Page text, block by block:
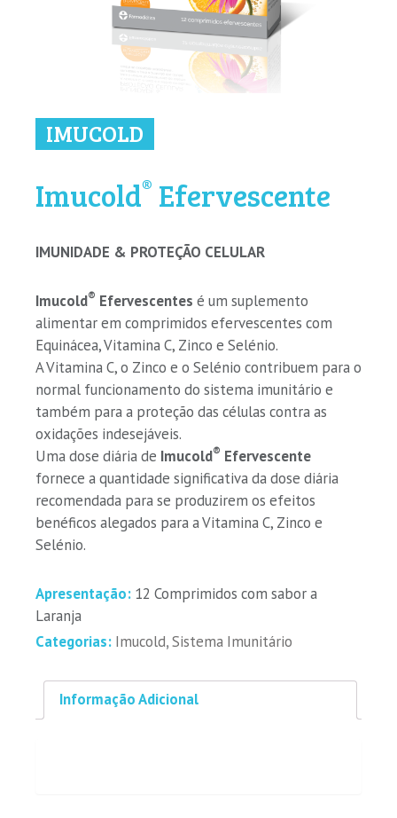
IMUCOLD
Imucold® Efervescente
IMUNIDADE & PROTEÇÃO CELULAR
Imucold® Efervescentes é um suplemento
alimentar em comprimidos efervescentes com
Equinácea, Vitamina C, Zinco e Selénio.
A Vitamina C, o Zinco e o Selénio contribuem para o
normal funcionamento do sistema imunitário e
também para a proteção das células contra as
oxidações indesejáveis.
Uma dose diária de Imucold® Efervescente
fornece a quantidade significativa da dose diária
recomendada para se produzirem os efeitos
benéficos alegados para a Vitamina C, Zinco e
Selénio.
Apresentação: 12 Comprimidos com sabor a
Laranja
Categorias: Imucold,Sistema Imunitário
Informação Adicional